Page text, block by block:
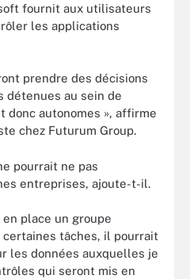
fournit aux utilisateurs
les applications
prendre des décisions
détenues au sein de
donc autonomes », affirme
chez Futurum Group.
pourrait ne pas
entreprises, ajoute-t-il.
place un groupe
tâches, il pourrait
les données auxquelles je
qui seront mis en